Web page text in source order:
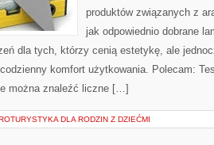
produktów związanych z
jak odpowiednio dobrane
dla tych, którzy cenią estetykę, ale
komfort użytkowania. Polecam:
można znaleźć liczne […]
DLA RODZIN Z DZIEĆMI